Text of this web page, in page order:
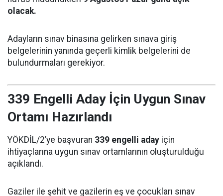
olacak.
Adayların sınav binasına gelirken sınava giriş
belgelerinin yanında geçerli kimlik belgelerini de
bulundurmaları gerekiyor.
339 Engelli Aday İçin Uygun Sınav
Ortamı Hazırlandı
YÖKDİL/2’ye başvuran 339 engelli aday için
ihtiyaçlarına uygun sınav ortamlarının oluşturulduğu
açıklandı.
Gaziler ile şehit ve gazilerin eş ve çocukları sınav